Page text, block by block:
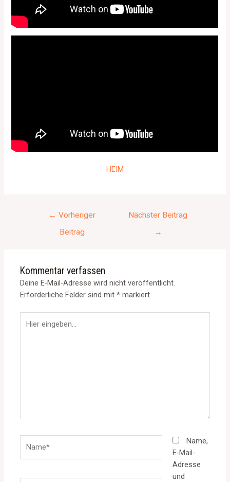
HEIM
← Vorheriger
Beitrag
Nächster Beitrag
→
Kommentar verfassen
Deine E-Mail-Adresse wird nicht veröffentlicht.
Erforderliche Felder sind mit* markiert
eingeben…
Name,
E-Mail-
Adresse
und